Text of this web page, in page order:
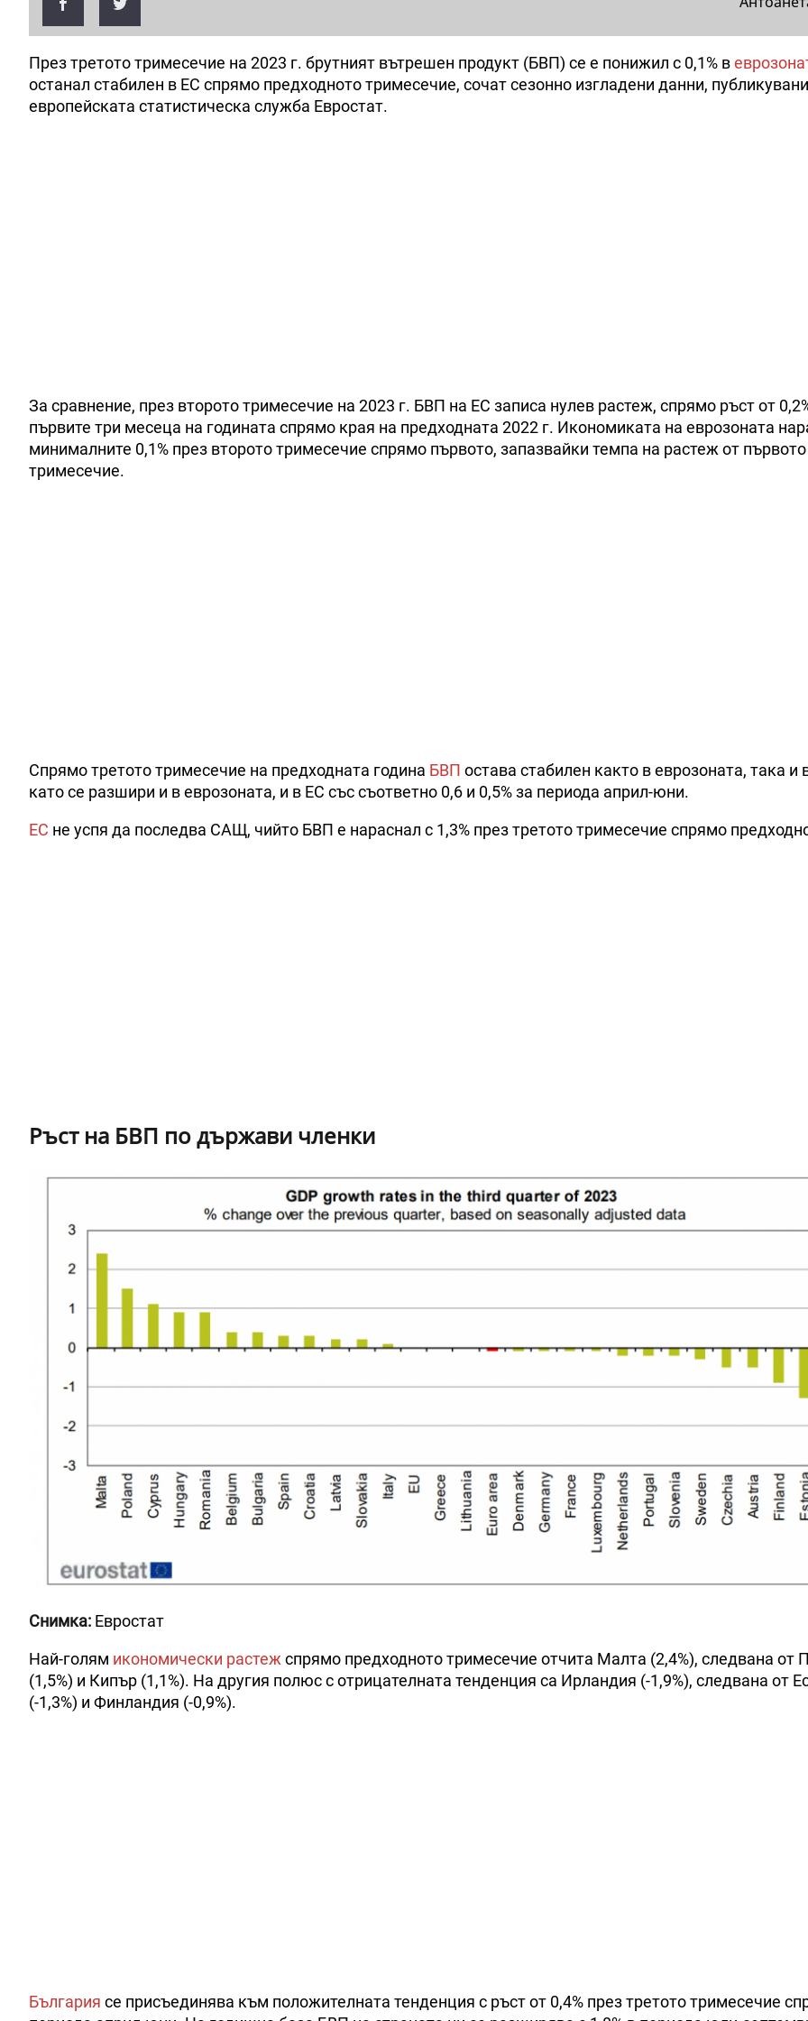
През третото тримесечие на 2023 г. брутният вътрешен продукт (БВП) се е понижил с 0,1% в
останал стабилен в ЕС спрямо предходното тримесечие, сочат сезонно изгладени данни,
европейската статистическа служба Евростат.
За сравнение, през второто тримесечие на 2023 г. БВП на ЕС записа нулев растеж, спрямо ръст от
първите три месеца на годината спрямо края на предходната 2022 г. Икономиката на еврозоната
минималните 0,1% през второто тримесечие спрямо първото, запазвайки темпа на растеж от първото
тримесечие.
Спрямо третото тримесечие на предходната година БВП остава стабилен както в еврозоната, така и
като се разшири и в еврозоната, и в ЕС със съответно 0,6 и 0,5% за периода април-юни.
ЕС не успя да последва САЩ, чийто БВП е нараснал с 1,3% през третото тримесечие спрямо
Ръст на БВП по държави членки
Снимка: Евростат
Най-голям икономически растеж спрямо предходното тримесечие отчита Малта (2,4%), следвана от
(1,5%) и Кипър (1,1%). На другия полюс с отрицателната тенденция са Ирландия (-1,9%), следвана от
(-1,3%) и Финландия (-0,9%).
България се присъединява към положителната тенденция с ръст от 0,4% през третото тримесечие